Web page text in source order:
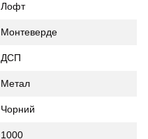
Лофт
Монтеверде
ДСП
Метал
Чорний
1000